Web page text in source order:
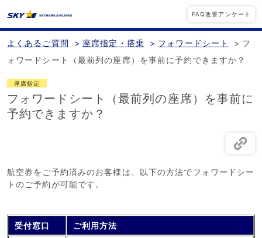
FAQ改善アンケート
よくあるご質問 > 座席指定・搭乗 > フォワードシート > フ
ォワードシート（最前列の座席）を事前に予約できますか？
座席指定
フォワードシート（最前列の座席）を事前に
予約できますか？
航空券をご予約済みのお客様は、以下の方法でフォワードシー
トのご予約が可能です。
受付窓口 ご利用方法